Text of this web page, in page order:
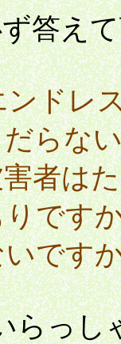
答え
ンドレ
らな
者は
です
です
らっ